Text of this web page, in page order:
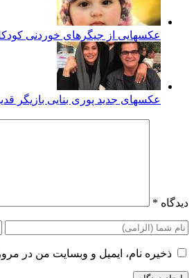
عکسهایی از جیگرهای خوردنی
عکسهای جدید پوری بنایی بازیگر
دیدگاه *
ذخیره نام، ایمیل و وبسایت من در